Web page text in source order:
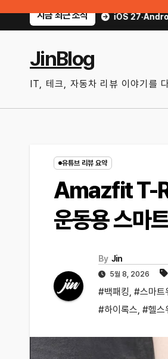
지금 최근 소식
iOS 27·Android 17 최신 기능 숨은
JinBlog
IT, 테크, 자동차 리뷰 이야기를
유튜브 리뷰 요약
Amazfit T-
운동용 스마
By Jin
5월 8, 2026
#백패킹, #스마트
#하이록스, #헬스